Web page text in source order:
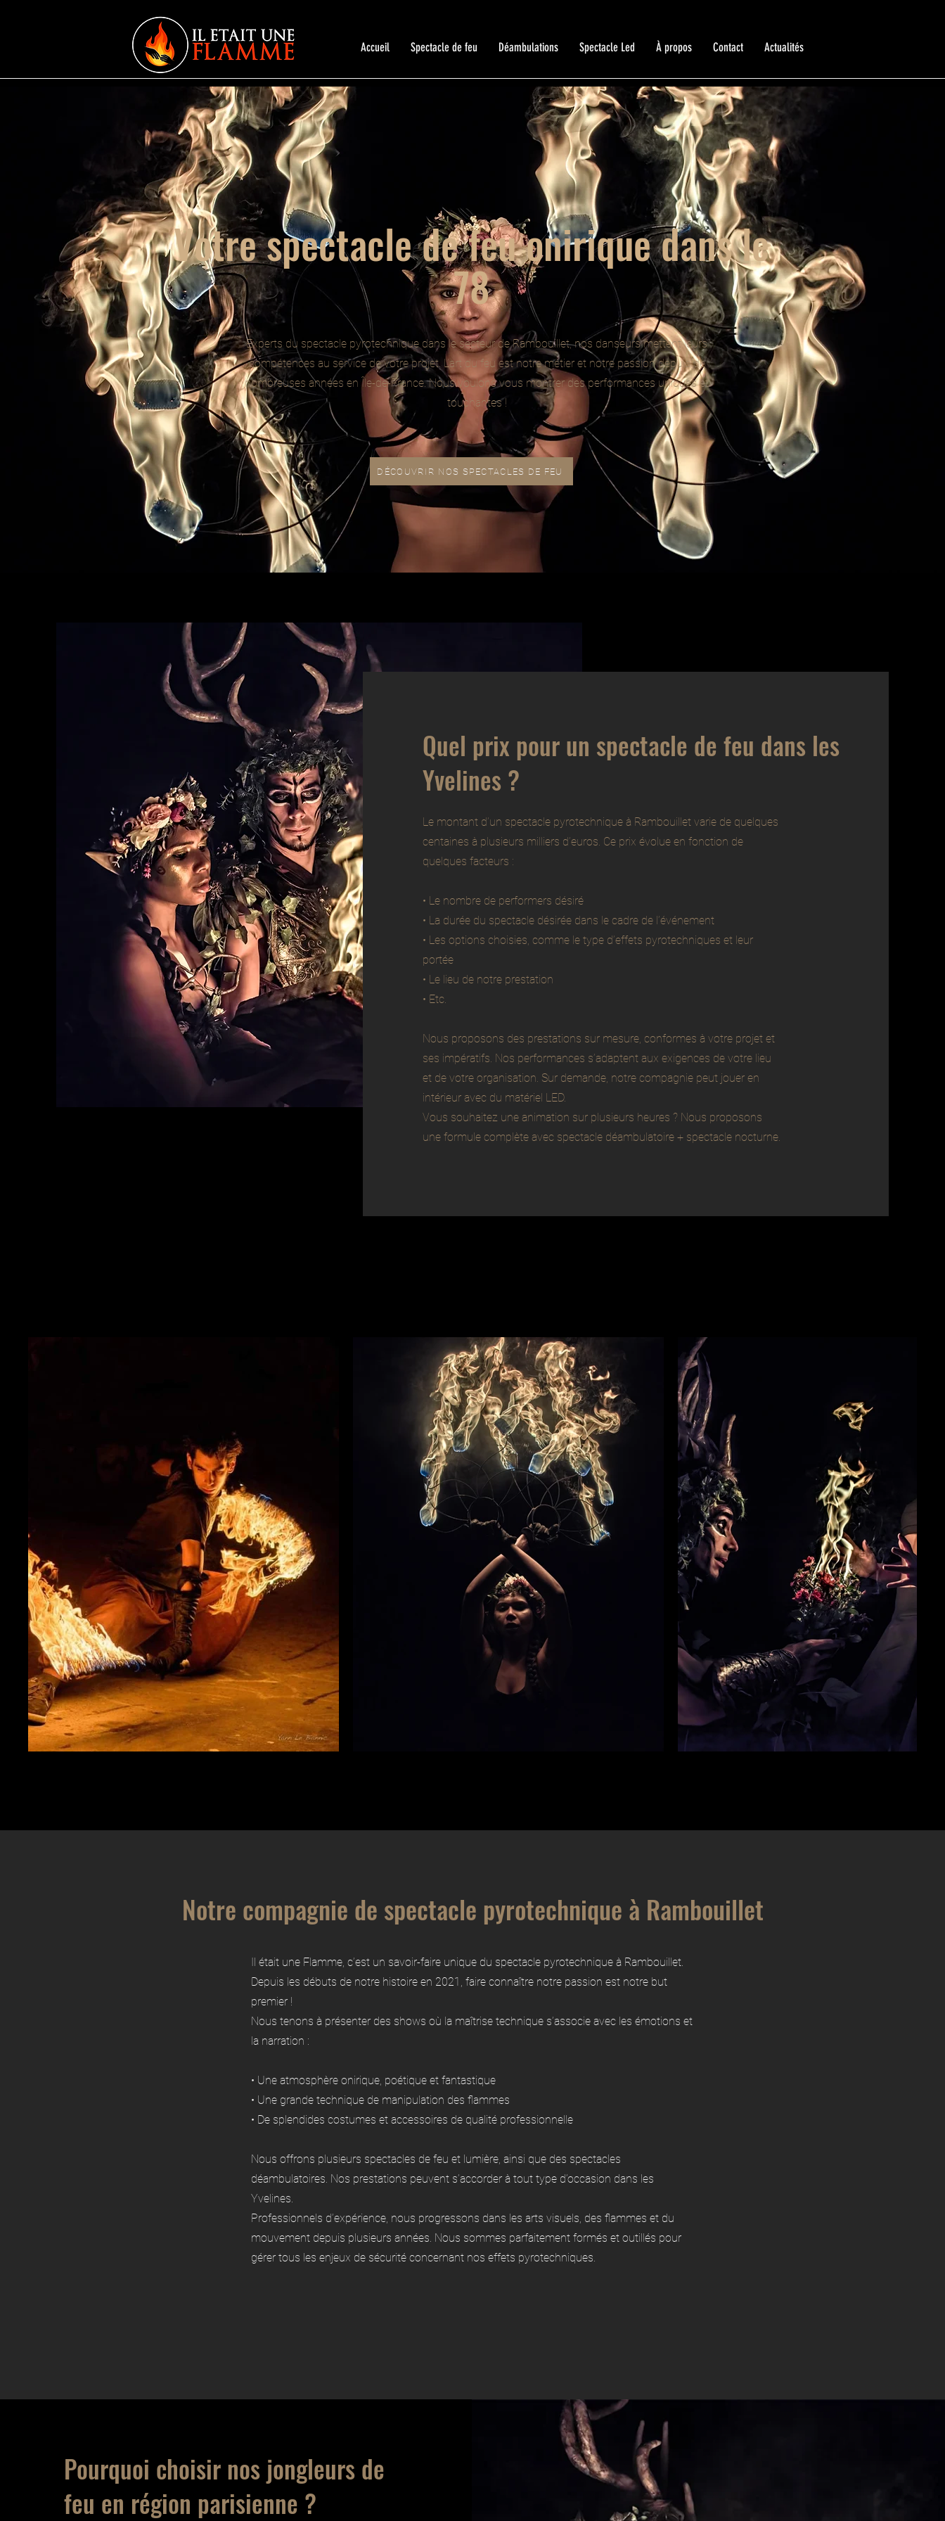
Accueil Spectacle de feu Déambulations Spectacle Led À propos Contact Actualités
Votre spectacle de feu onirique dans le
78
Experts du spectacle pyrotechnique dans le secteur de Rambouillet, nos danseurs mettent leurs
compétences au service de votre projet. L’art du feu est notre métier et notre passion depuis de
nombreuses années en Île-de-France. Nous voulons vous montrer des performances uniques et
touchantes !
DÉCOUVRIR NOS SPECTACLES DE FEU
Quel prix pour un spectacle de feu dans les
Yvelines ?
Le montant d’un spectacle pyrotechnique à Rambouillet varie de quelques
centaines à plusieurs milliers d’euros. Ce prix évolue en fonction de
quelques facteurs :
• Le nombre de performers désiré
• La durée du spectacle désirée dans le cadre de l’événement
• Les options choisies, comme le type d’effets pyrotechniques et leur
portée
• Le lieu de notre prestation
• Etc.
Nous proposons des prestations sur mesure, conformes à votre projet et
ses impératifs. Nos performances s’adaptent aux exigences de votre lieu
et de votre organisation. Sur demande, notre compagnie peut jouer en
intérieur avec du matériel LED.
Vous souhaitez une animation sur plusieurs heures ? Nous proposons
une formule complète avec spectacle déambulatoire + spectacle nocturne.
Notre compagnie de spectacle pyrotechnique à Rambouillet
Il était une Flamme, c’est un savoir-faire unique du spectacle pyrotechnique à Rambouillet.
Depuis les débuts de notre histoire en 2021, faire connaître notre passion est notre but
premier !
Nous tenons à présenter des shows où la maîtrise technique s’associe avec les émotions et
la narration :
• Une atmosphère onirique, poétique et fantastique
• Une grande technique de manipulation des flammes
• De splendides costumes et accessoires de qualité professionnelle
Nous offrons plusieurs spectacles de feu et lumière, ainsi que des spectacles
déambulatoires. Nos prestations peuvent s’accorder à tout type d’occasion dans les
Yvelines.
Professionnels d’expérience, nous progressons dans les arts visuels, des flammes et du
mouvement depuis plusieurs années. Nous sommes parfaitement formés et outillés pour
gérer tous les enjeux de sécurité concernant nos effets pyrotechniques.
Pourquoi choisir nos jongleurs de
feu en région parisienne ?